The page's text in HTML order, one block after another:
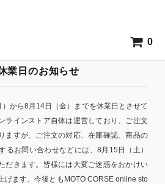
0
業日のお知らせ
から8月14日（金）までを休業日とさせて
ラインストア自体は運営しており、ご注文
ますが、ご注文の対応、在庫確認、商品の
るお問い合わせなどには、8月15日（土）
だきます。皆様には大変ご迷惑をおかけい
げます。今後ともMOTO CORSE online sto